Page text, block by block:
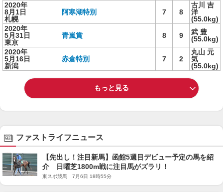
2020年
8月1日
札幌
阿寒湖特別 7 8
古川 吉
洋
(55.0kg)
2020年
5月31日
東京
青嵐賞 8 9
武 豊
(55.0kg)
2020年
5月16日
新潟
赤倉特別 7 2
丸山 元
気
(55.0kg)
もっと見る
ファストライフニュース
【先出し！注目新馬】函館5週目デビュー予定の馬を紹
介 日曜芝1800m戦に注目馬がズラリ！
東スポ競馬 7月6日 18時55分